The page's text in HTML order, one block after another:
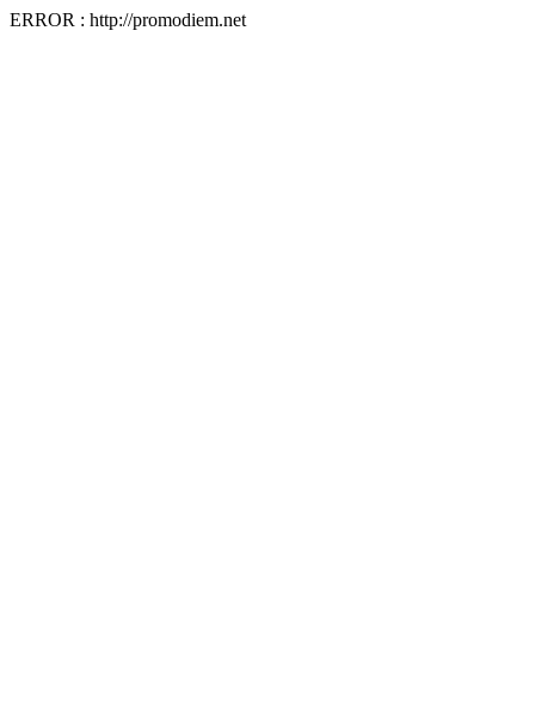
ERROR : http://promodiem.net